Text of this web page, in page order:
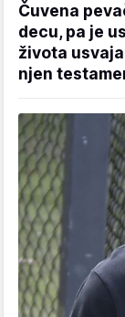
Čuvena
decu, pa je
života
njen